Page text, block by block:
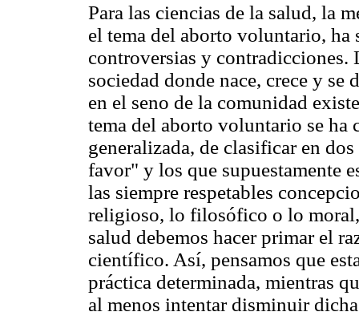
Para las ciencias de la salud, la
el tema del aborto voluntario, ha
controversias y
sociedad donde nace, crece y se
en el seno de la comunidad
tema del aborto voluntario se ha
generalizada, de clasificar en
favor" y los que supuestamente
las siempre respetables
religioso, lo filosófico o lo
salud debemos hacer primar el
científico. Así, pensamos que
práctica determinada, mientras
al menos intentar disminuir